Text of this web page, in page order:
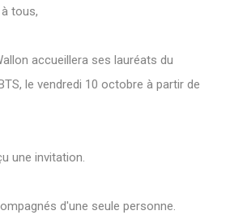
tous,
accueillera ses lauréats du
le vendredi 10 octobre à partir de
une invitation.
d'une seule personne.